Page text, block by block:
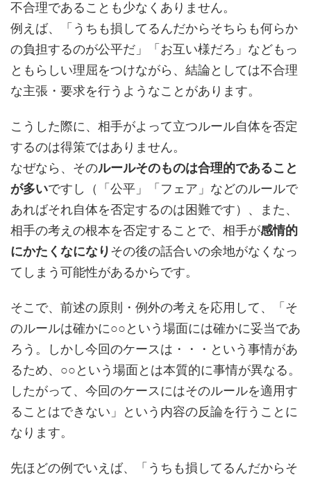
不合理であることも少なくありません。
例えば、「うちも損してるんだからそちらも何らか
の負担するのが公平だ」「お互い様だろ」などもっ
ともらしい理屈をつけながら、結論としては不合理
な主張・要求を行うようなことがあります。
こうした際に、相手がよって立つルール自体を否定
するのは得策ではありません。
なぜなら、そのルールそのものは合理的であること
が多いですし（「公平」「フェア」などのルールで
あればそれ自体を否定するのは困難です）、また、
相手の考えの根本を否定することで、相手が感情的
にかたくなになり その後の話合いの余地がなくなっ
てしまう可能性があるからです。
そこで、前述の原則・例外の考えを応用して、「そ
のルールは確かに○○という場面には確かに妥当であ
ろう。しかし今回のケースは・・・という事情があ
るため、○○という場面とは本質的に事情が異なる。
したがって、今回のケースにはそのルールを適用す
ることはできない」という内容の反論を行うことに
なります。
先ほどの例でいえば、「うちも損してるんだからそ